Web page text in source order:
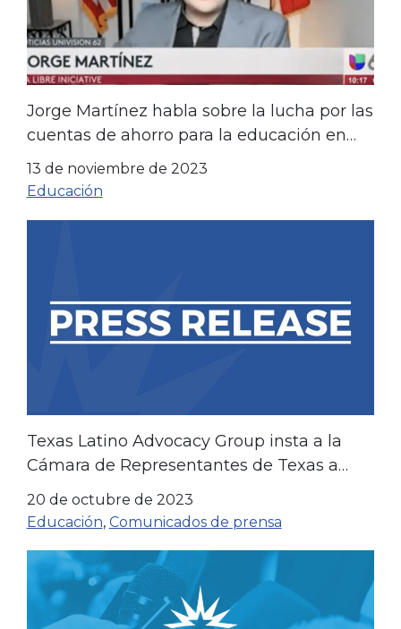
Jorge Martínez habla sobre la lucha por las
cuentas de ahorro para la educación en
Texas
13 de noviembre de 2023
Educación
Texas Latino Advocacy Group insta a la
Cámara de Representantes de Texas a
aprobar la legislación sobre cuentas de
ahorro para la educación (ESA)
20 de octubre de 2023
Educación, Comunicados de prensa